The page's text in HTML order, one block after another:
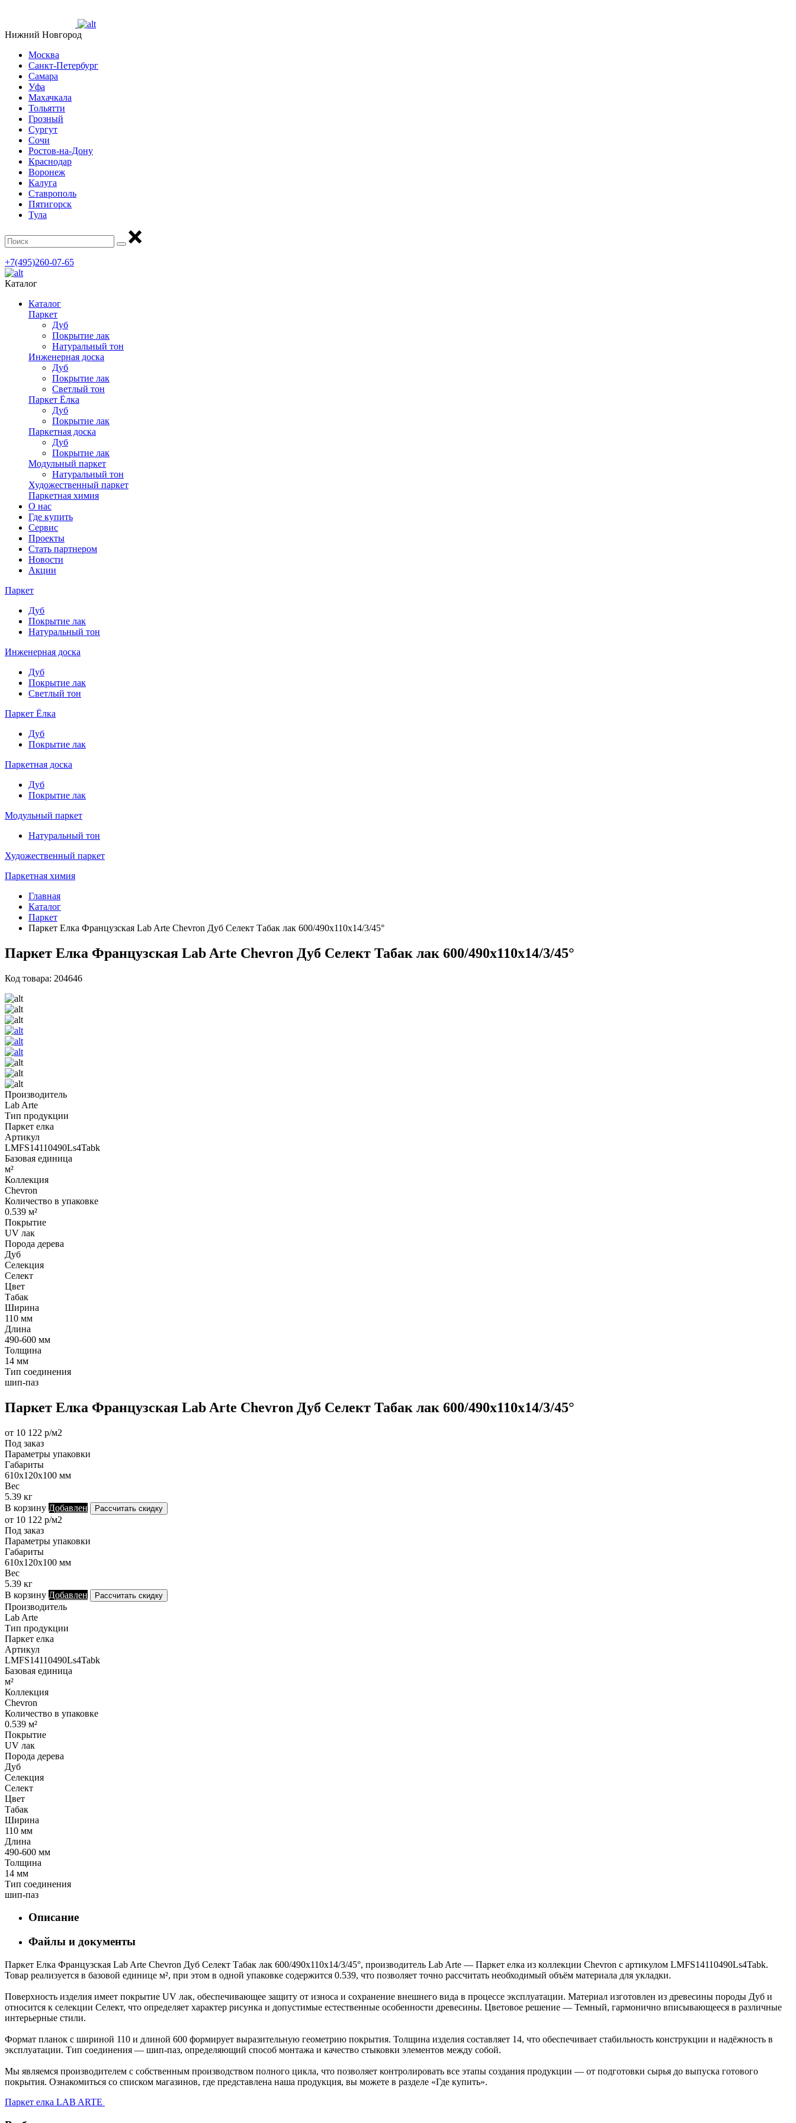
Нижний Новгород
Москва
Санкт-Петербург
Самара
Уфа
Махачкала
Тольятти
Грозный
Сургут
Сочи
Ростов-на-Дону
Краснодар
Воронеж
Калуга
Ставрополь
Пятигорск
Тула
+7(495)260-07-65
Каталог
Каталог
Паркет
Дуб
Покрытие лак
Натуральный тон
Инженерная доска
Дуб
Покрытие лак
Светлый тон
Паркет Ёлка
Дуб
Покрытие лак
Паркетная доска
Дуб
Покрытие лак
Модульный паркет
Натуральный тон
Художественный паркет
Паркетная химия
О нас
Где купить
Сервис
Проекты
Стать партнером
Новости
Акции
Паркет
Дуб
Покрытие лак
Натуральный тон
Инженерная доска
Дуб
Покрытие лак
Светлый тон
Паркет Ёлка
Дуб
Покрытие лак
Паркетная доска
Дуб
Покрытие лак
Модульный паркет
Натуральный тон
Художественный паркет
Паркетная химия
Главная
Каталог
Паркет
Паркет Елка Французская Lab Arte Chevron Дуб Селект Табак лак 600/490х110х14/3/45°
Паркет Елка Французская Lab Arte Chevron Дуб Селект Табак лак 600/490х110х14/3/45°
Код товара: 204646
Производитель
Lab Arte
Тип продукции
Паркет елка
Артикул
LMFS14110490Ls4Tabk
Базовая единица
м²
Коллекция
Chevron
Количество в упаковке
0.539 м²
Покрытие
UV лак
Порода дерева
Дуб
Селекция
Селект
Цвет
Табак
Ширина
110 мм
Длина
490-600 мм
Толщина
14 мм
Тип соединения
шип-паз
Паркет Елка Французская Lab Arte Chevron Дуб Селект Табак лак 600/490х110х14/3/45°
от 10 122 р/м2
Под заказ
Параметры упаковки
Габариты
610х120х100 мм
Вес
5.39 кг
В корзину Добавлен Рассчитать скидку
от 10 122 р/м2
Под заказ
Параметры упаковки
Габариты
610х120х100 мм
Вес
5.39 кг
В корзину Добавлен Рассчитать скидку
Производитель
Lab Arte
Тип продукции
Паркет елка
Артикул
LMFS14110490Ls4Tabk
Базовая единица
м²
Коллекция
Chevron
Количество в упаковке
0.539 м²
Покрытие
UV лак
Порода дерева
Дуб
Селекция
Селект
Цвет
Табак
Ширина
110 мм
Длина
490-600 мм
Толщина
14 мм
Тип соединения
шип-паз
Описание
Файлы и документы
Паркет Елка Французская Lab Arte Chevron Дуб Селект Табак лак 600/490х110х14/3/45°, производитель Lab Arte — Паркет елка из коллекции Chevron с артикулом LMFS14110490Ls4Tabk.
Товар реализуется в базовой единице м², при этом в одной упаковке содержится 0.539, что позволяет точно рассчитать необходимый объём материала для укладки.
Поверхность изделия имеет покрытие UV лак, обеспечивающее защиту от износа и сохранение внешнего вида в процессе эксплуатации. Материал изготовлен из древесины породы Дуб и
относится к селекции Селект, что определяет характер рисунка и допустимые естественные особенности древесины. Цветовое решение — Темный, гармонично вписывающееся в различные
интерьерные стили.
Формат планок с шириной 110 и длиной 600 формирует выразительную геометрию покрытия. Толщина изделия составляет 14, что обеспечивает стабильность конструкции и надёжность в
эксплуатации. Тип соединения — шип-паз, определяющий способ монтажа и качество стыковки элементов между собой.
Мы являемся производителем с собственным производством полного цикла, что позволяет контролировать все этапы создания продукции — от подготовки сырья до выпуска готового
покрытия. Ознакомиться со списком магазинов, где представлена наша продукция, вы можете в разделе «Где купить».
Паркет елка LAB ARTE